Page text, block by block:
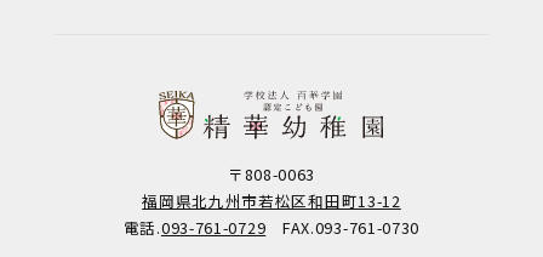
〒808-0063
福岡県北九州市若松区和田町13-12
電話.093-761-0729 FAX.093-761-0730